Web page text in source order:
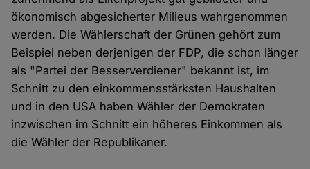
ökonomisch abgesicherter Milieus wahrgenommen
werden. Die Wählerschaft der Grünen gehört zum
Beispiel neben derjenigen der FDP, die schon länger
als "Partei der Besserverdiener" bekannt ist, im
Schnitt zu den einkommensstärksten Haushalten
und in den USA haben Wähler der Demokraten
inzwischen im Schnitt ein höheres Einkommen als
die Wähler der Republikaner.